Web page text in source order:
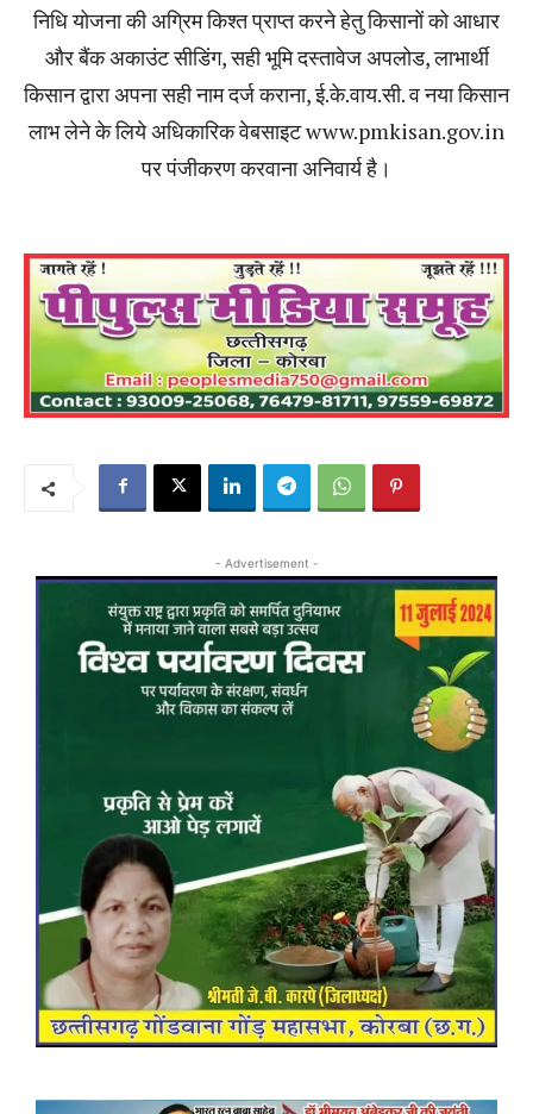
निधि योजना की अग्रिम किश्त प्राप्त करने हेतु किसानों को आधार
और बैंक अकाउंट सीडिंग, सही भूमि दस्तावेज अपलोड, लाभार्थी
किसान द्वारा अपना सही नाम दर्ज कराना, ई.के.वाय.सी. व नया किसान
लाभ लेने के लिये अधिकारिक वेबसाइट www.pmkisan.gov.in
पर पंजीकरण करवाना अनिवार्य है।
- Advertisement -